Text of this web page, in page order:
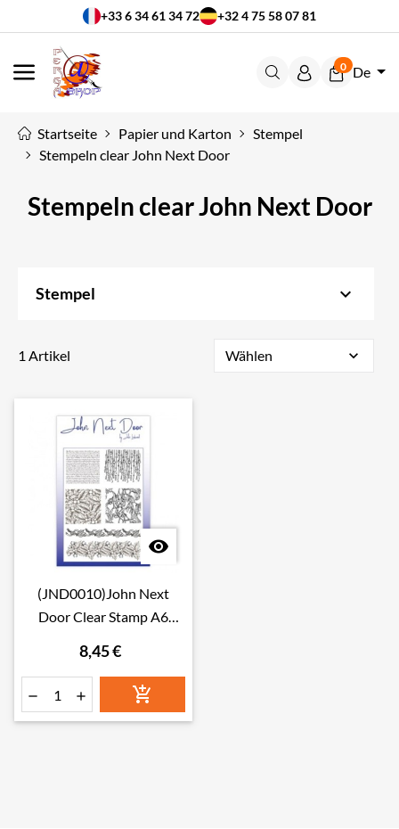
+33 6 34 61 34 72 +32 4 75 58 07 81
MENÜ
0 De
Startseite Papier und Karton
Stempel
Stempeln clear John Next Door
Stempeln clear John Next Door
Stempel keyboard_arrow_down
1 Artikel Wählen expand_more

(JND0010)John Next
Door Clear Stamp A6
8,45 €
  